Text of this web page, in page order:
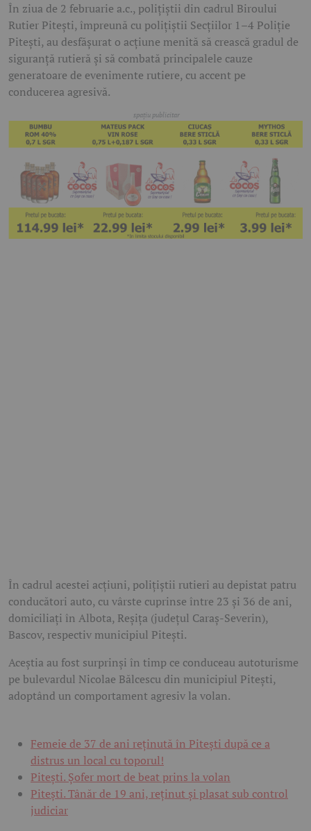
În ziua de 2 februarie a.c., polițiștii din cadrul Biroului
Rutier Pitești, împreună cu polițiștii Secțiilor 1–4 Poliție
Pitești, au desfășurat o acțiune menită să crească gradul de
siguranță rutieră și să combată principalele cauze
generatoare de evenimente rutiere, cu accent pe
conducerea agresivă.
În cadrul acestei acțiuni, polițiștii rutieri au depistat patru
conducători auto, cu vârste cuprinse între 23 și 36 de ani,
domiciliați în Albota, Reșița (județul Caraș-Severin),
Bascov, respectiv municipiul Pitești.
Aceștia au fost surprinși în timp ce conduceau autoturisme
pe bulevardul Nicolae Bălcescu din municipiul Pitești,
adoptând un comportament agresiv la volan.
Femeie de 37 de ani reținută în Pitești după ce a
distrus un local cu toporul!
Pitești. Șofer mort de beat prins la volan
Pitești. Tânăr de 19 ani, reținut și plasat sub control
judiciar